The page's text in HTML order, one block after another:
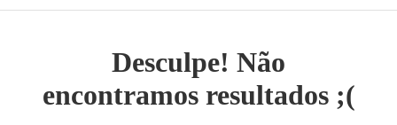
Desculpe! Não
encontramos resultados ;(